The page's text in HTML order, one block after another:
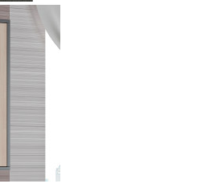
Eco 70 дуб-